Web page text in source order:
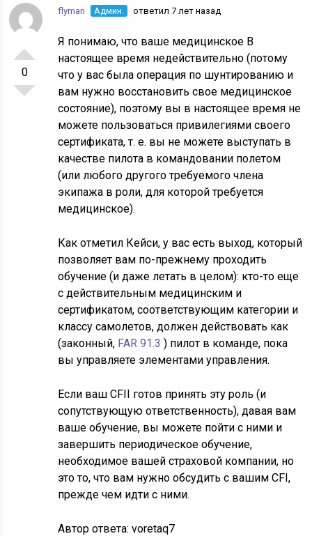
0
flyman Админ. ответил 7 лет назад
Я понимаю, что ваше медицинское В
настоящее время недействительно (потому
что у вас была операция по шунтированию и
вам нужно восстановить свое медицинское
состояние), поэтому вы в настоящее время не
можете пользоваться привилегиями своего
сертификата, т. е. вы не можете выступать в
качестве пилота в командовании полетом
(или любого другого требуемого члена
экипажа в роли, для которой требуется
медицинское).
Как отметил Кейси, у вас есть выход, который
позволяет вам по-прежнему проходить
обучение (и даже летать в целом): кто-то еще
с действительным медицинским и
сертификатом, соответствующим категории и
классу самолетов, должен действовать как
(законный, FAR 91.3) пилот в команде, пока
вы управляете элементами управления.
Если ваш CFII готов принять эту роль (и
сопутствующую ответственность), давая вам
ваше обучение, вы можете пойти с ними и
завершить периодическое обучение,
необходимое вашей страховой компании, но
это то, что вам нужно обсудить с вашим CFI,
прежде чем идти с ними.
Автор ответа:voretaq7